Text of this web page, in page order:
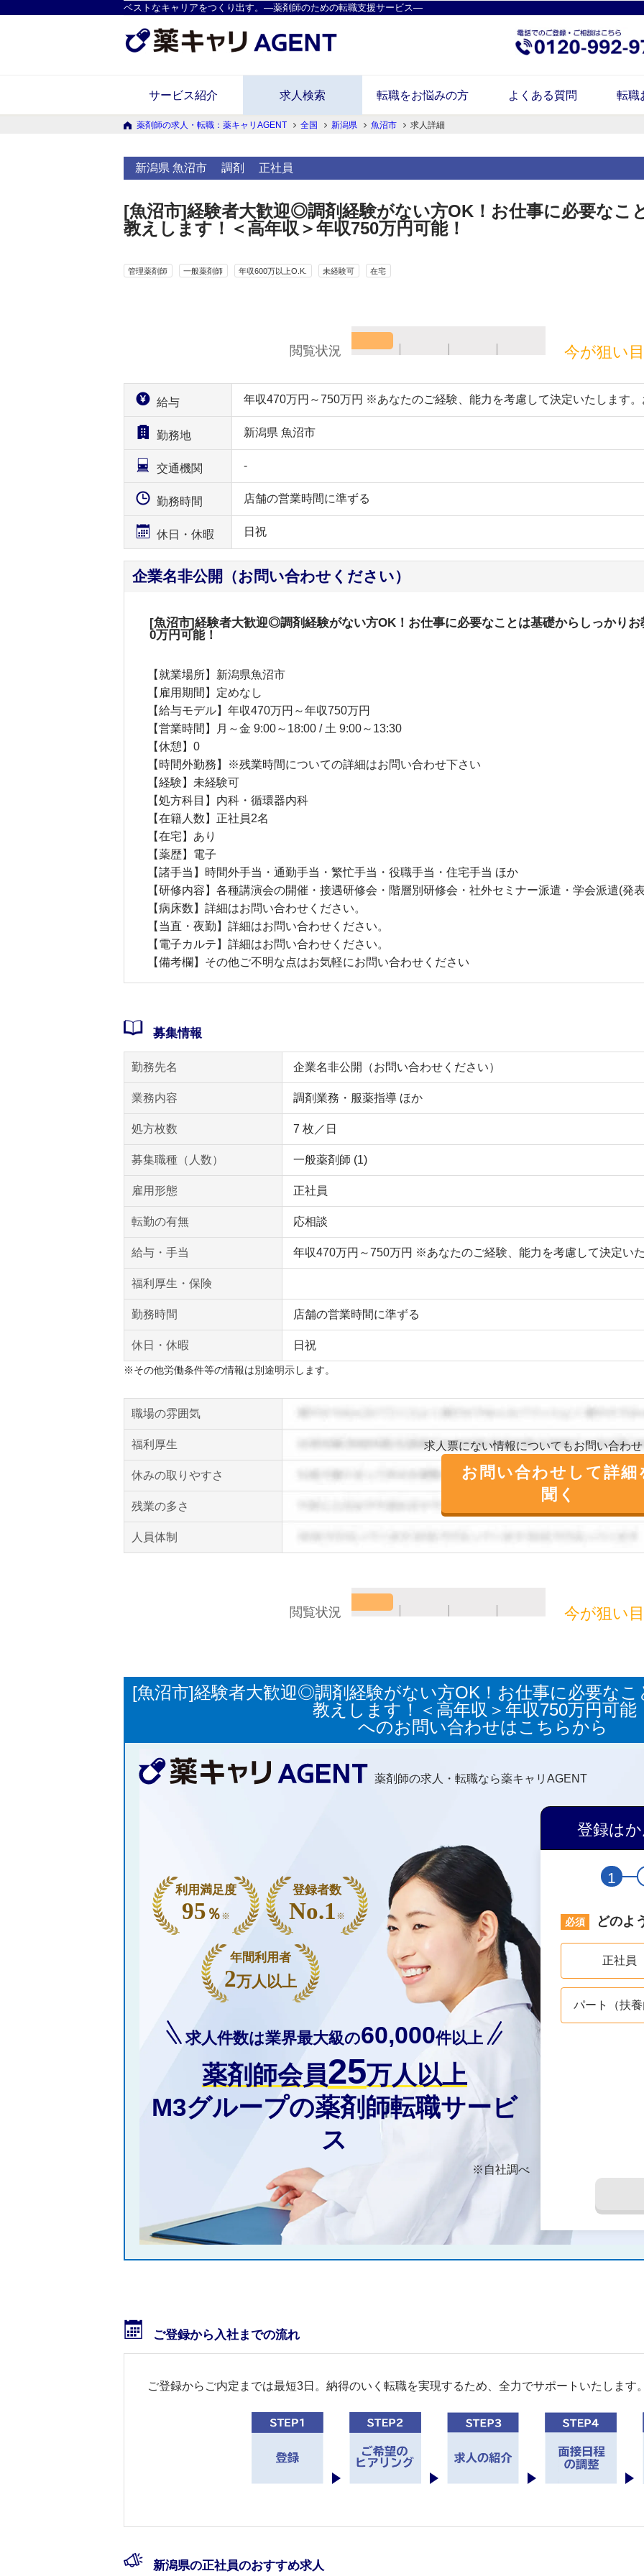
ベストなキャリアをつくり出す。―薬剤師のための転職支援サービス―
サービス紹介 求人検索 転職をお悩みの方 よくある質問 転職
薬剤師の求人・転職：薬キャリAGENT 全国 新潟県 魚沼市 求人詳細
新潟県 魚沼市 調剤 正社員
[魚沼市]経験者大歓迎◎調剤経験がない方OK！お仕事に必要なこ
教えします！＜高年収＞年収750万円可能！
管理薬剤師 一般薬剤師 年収600万以上O.K. 未経験可 在宅
閲覧状況 今が狙い
給与 年収470万円～750万円 ※あなたのご経験、能力を考慮して決定いたします
勤務地 新潟県 魚沼市
交通機関 -
勤務時間 店舗の営業時間に準ずる
休日・休暇 日祝
企業名非公開（お問い合わせください）
[魚沼市]経験者大歓迎◎調剤経験がない方OK！お仕事に必要なことは基礎からしっかり
0万円可能！
【就業場所】新潟県魚沼市
【雇用期間】定めなし
【給与モデル】年収470万円～年収750万円
【営業時間】月～金 9:00～18:00 / 土 9:00～13:30
【休憩】0
【時間外勤務】※残業時間についての詳細はお問い合わせ下さい
【経験】未経験可
【処方科目】内科・循環器内科
【在籍人数】正社員2名
【在宅】あり
【薬歴】電子
【諸手当】時間外手当・通勤手当・繁忙手当・役職手当・住宅手当 ほか
【研修内容】各種講演会の開催・接遇研修会・階層別研修会・社外セミナー派遣・学会派遣(発
【病床数】詳細はお問い合わせください。
【当直・夜勤】詳細はお問い合わせください。
【電子カルテ】詳細はお問い合わせください。
【備考欄】その他ご不明な点はお気軽にお問い合わせください
募集情報
勤務先名 企業名非公開（お問い合わせください）
業務内容 調剤業務・服薬指導 ほか
処方枚数 7 枚／日
募集職種（人数） 一般薬剤師 (1)
雇用形態 正社員
転勤の有無 応相談
給与・手当 年収470万円～750万円 ※あなたのご経験、能力を考慮して決定い
福利厚生・保険
勤務時間 店舗の営業時間に準ずる
休日・休暇 日祝
※その他労働条件等の情報は別途明示します。
職場の雰囲気
求人票にない情報についてもお問い合わ
お問い合わせして詳細
聞く
福利厚生
休みの取りやすさ
残業の多さ
人員体制
閲覧状況 今が狙い
[魚沼市]経験者大歓迎◎調剤経験がない方OK！お仕事に必要な
教えします！＜高年収＞年収750万円可能
へのお問い合わせはこちらから
薬剤師の求人・転職なら薬キャリAGENT
求人件数は業界最大級の60,000件以上
薬剤師会員25万人以上
M3グループの薬剤師転職サービ
ス
※自社調べ
利用満足度
95 ％ ※
登録者数
No.1 ※
年間利用者
2万人以上
登録は
1
どのよ
正社員
パート（扶
ご登録から入社までの流れ
ご登録からご内定までは最短3日。納得のいく転職を実現するため、全力でサポートいたします
新潟県の正社員のおすすめ求人